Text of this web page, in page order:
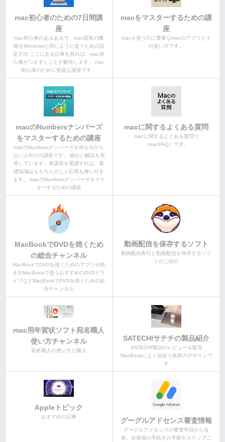
mac初心者のための7日間講
座
mac初心者のあるあるで、mac固有の機
能をWindowsと同じように使うための設
定方法 ここにある記事を見れば、mac初
心者がつまずくことが解決します。 mac
初心者のために有益な講座です。
macをマスターするための講
座
macを使うのに重要なmacのアプリとそ
の使い方です。
macのNumbersナンバーズ
をマスターするための講座
macのNumbersナンバーズを何も分から
ない人向けの講座です。 細かい解説も充
実しています。本講座を受講すれば、基
礎知識はもちろんのこと応用も身に付き
ます。 macのNumbersナンバーズをマス
ターするための講座
macに関するよくある質問
macに関するよくある質問で
（macFAQ）です。
MacBookでDVDを焼くため
の総合チャンネル
MacBookでDVDを焼くためのアプリや焼
き方MacBookで使うおすすめのDVDドラ
イブなどMacBookでDVDを焼くための総
合チャンネル
動画配信を保存するソフト
動画配信各社と動画配信を保存するソフ
トのご紹介
mac用年賀状ソフト宛名職人
使い方チャンネル
宛名職人の使い方と購入
SATECHIサテチの製品紹介
SATECHI製品のレビュー＆販売
MacBookによく似合う抜群のデザインで
す
Appleトピック
おすすめの記事 グーグルアドセンス審査情報
グーグルアドセンスの審査申請から合
格、合格後の手続きの手順をステップご